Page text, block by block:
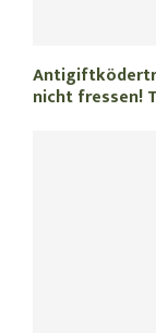
nicht fressen!